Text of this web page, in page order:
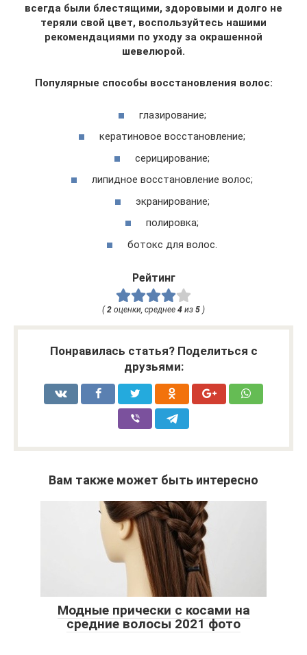
всегда были блестящими, здоровыми и долго не
теряли свой цвет, воспользуйтесь нашими
рекомендациями по уходу за окрашенной
шевелюрой.
Популярные способы восстановления волос:
глазирование;
кератиновое восстановление;
серицирование;
липидное восстановление волос;
экранирование;
полировка;
ботокс для волос.
Рейтинг
( 2 оценки, среднее 4 из 5 )
Понравилась статья? Поделиться с
друзьями:
Вам также может быть интересно
Модные прически с косами на
средние волосы 2021 фото